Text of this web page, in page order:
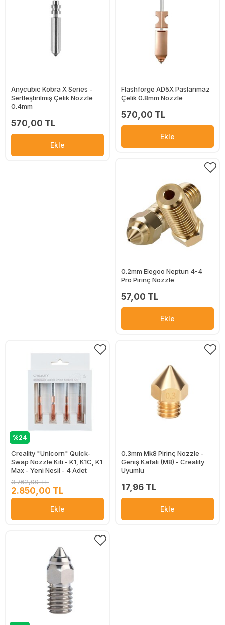
Anycubic Kobra X Series -
Sertleştirilmiş Çelik Nozzle
0.4mm
570,00 TL
Ekle
Flashforge AD5X Paslanmaz
Çelik 0.8mm Nozzle
570,00 TL
Ekle
0.2mm Elegoo Neptun 4-4
Pro Pirinç Nozzle
57,00 TL
Ekle
%24
Creality "Unicorn" Quick-
Swap Nozzle Kiti - K1, K1C, K1
Max - Yeni Nesil - 4 Adet
3.762,00 TL
2.850,00 TL
Ekle
0.3mm Mk8 Pirinç Nozzle -
Geniş Kafalı (M8) - Creality
Uyumlu
17,96 TL
Ekle